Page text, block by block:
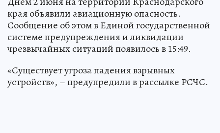
края объявили авиационную опасность.
Сообщение об этом в Единой государственной
системе предупреждения и ликвидации
чрезвычайных ситуаций появилось в 15:49.
«Существует угроза падения взрывных
устройств», – предупредили в рассылке РСЧС.